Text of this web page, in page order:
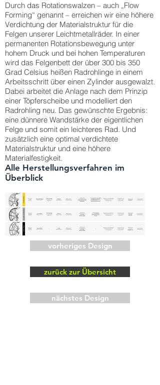
Durch das Rotationswalzen – auch „Flow
Forming“ genannt – erreichen wir eine höhere
Verdichtung der Materialstruktur für die
Felgen unserer Leichtmetallräder. In einer
permanenten Rotationsbewegung unter
hohem Druck und bei hohen Temperaturen
wird das Felgenbett der über 300 bis 350
Grad Celsius heißen Radrohlinge in einem
Arbeitsschritt über einen Zylinder ausgewalzt.
Dabei arbeitet die Anlage nach dem Prinzip
einer Töpferscheibe und modelliert den
Radrohling neu. Das gewünschte Ergebnis:
eine dünnere Wandstärke der eigentlichen
Felge und somit ein leichteres Rad. Und
zusätzlich eine optimal verdichtete
Materialstruktur und eine höhere
Materialfestigkeit.
Alle Herstellungsverfahren im
Überblick
vorheriges Design
zurück zur Übersicht
nächstes Design